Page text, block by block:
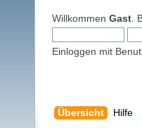
Willkommen Gast .
Einloggen mit
Übersicht Hilfe